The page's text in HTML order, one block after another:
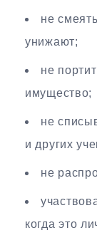
не
унижают;
не
имущество;
не
и других
не
когда это